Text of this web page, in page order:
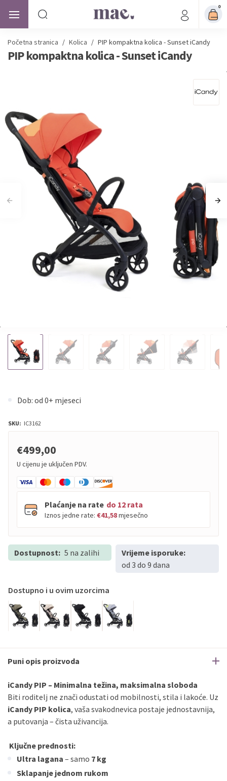
0
Početna stranica / Kolica / PIP kompaktna kolica - Sunset iCandy
PIP kompaktna kolica - Sunset iCandy
Dob: od 0+ mjeseci
SKU: IC3162
€499,00
U cijenu je uključen PDV.
Plaćanje na rate do 12 rata
Iznos jedne rate: €41,58mjesečno
PBZ do12
Visa Premium
Erste
Maestro
Erste
Master
Erste
Visa
Sve banke
Sve banke
Maestro
Jednokratno
ECC
Discover Jednokratno
Dostupnost: 5 na zalihi
Vrijeme isporuke:
od 3 do 9 dana
Dostupno i u ovim uzorcima
Puni opis proizvoda
iCandy PIP – Minimalna težina, maksimalna sloboda
Biti roditelj ne znači odustati od mobilnosti, stila i lakoće. Uz
iCandy PIP kolica, vaša svakodnevica postaje jednostavnija,
a putovanja – čista uživancija.
Ključne prednosti:
Ultra lagana – samo 7 kg
Sklapanje jednom rukom